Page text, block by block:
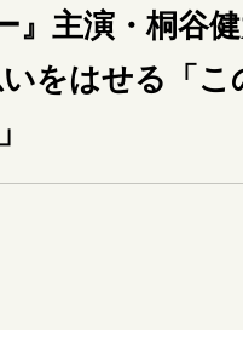
域とつながる/お金との付き合い方
』主演・桐谷
をはせる「